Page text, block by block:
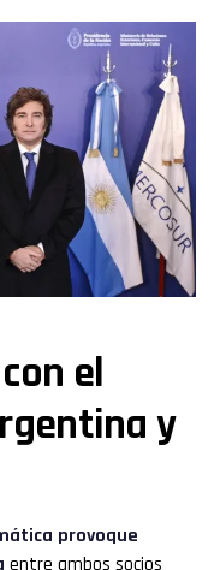
el
y
provoque
entre ambos socios